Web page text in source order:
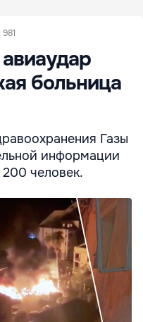
981
больница
Газы
информации
человек.